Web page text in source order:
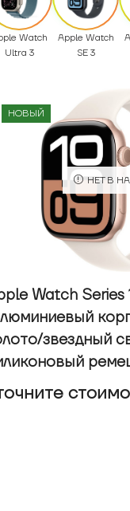
Watch
Ultra 3
Apple Watch
SE 3
НОВЫЙ
НЕТ В
Watch
звездный